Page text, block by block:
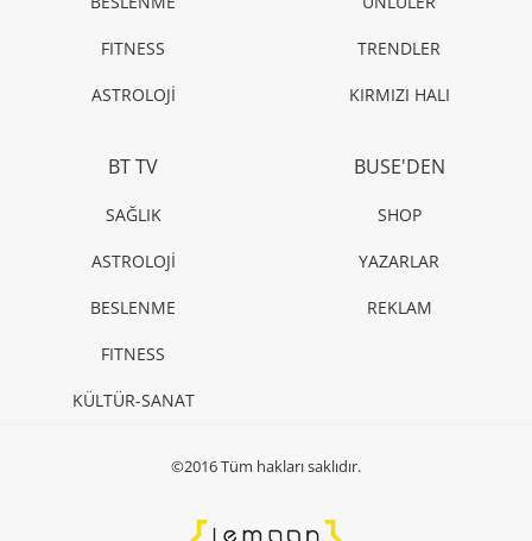
FITNESS
ASTROLOJİ
TRENDLER
KIRMIZI HALI
BT TV
SAĞLIK
ASTROLOJİ
BESLENME
FITNESS
KÜLTÜR-SANAT
BUSE'DEN
SHOP
YAZARLAR
REKLAM
©2016 Tüm hakları saklıdır.